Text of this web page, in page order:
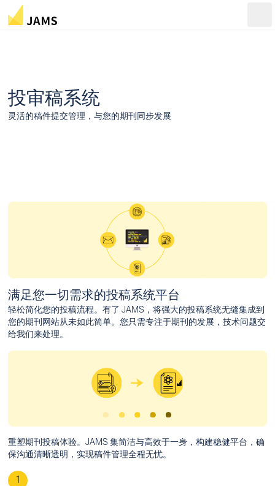
投审稿系统
灵活的稿件提交管理，与您的期刊同步发展
满足您一切需求的投稿系统平台
轻松简化您的投稿流程。有了 JAMS，将强大的投稿系统无缝集成到
您的期刊网站从未如此简单。您只需专注于期刊的发展，技术问题交
给我们来处理。
重塑期刊投稿体验。JAMS 集简洁与高效于一身，构建稳健平台，确
保沟通清晰透明，实现稿件管理全程无忧。
1